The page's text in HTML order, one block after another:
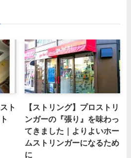
ト
【ストリング】プロストリ
ンガーの『張り』を味わっ
てきました｜よりよいホー
ムストリンガーになるため
に